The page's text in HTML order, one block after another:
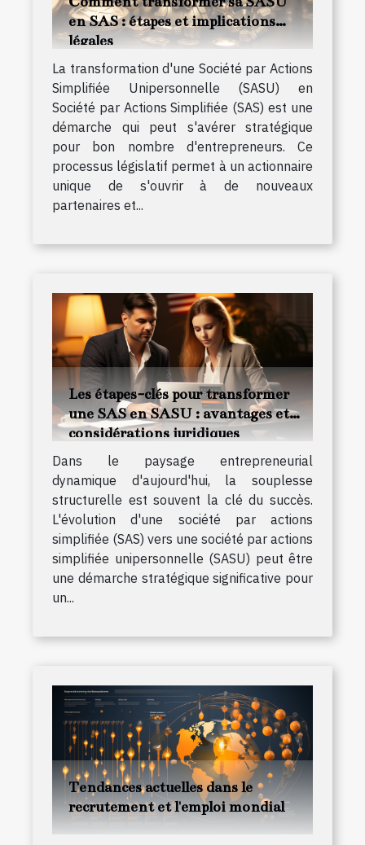
en SAS : étapes et implications
légales
La transformation d'une Société par Actions
Simplifiée Unipersonnelle (SASU) en
Société par Actions Simplifiée (SAS) est une
démarche qui peut s'avérer stratégique
pour bon nombre d'entrepreneurs. Ce
processus législatif permet à un actionnaire
unique de s'ouvrir à de nouveaux
partenaires et...
Les étapes-clés pour transformer
une SAS en SASU : avantages et
considérations juridiques
Dans le paysage entrepreneurial
dynamique d'aujourd'hui, la souplesse
structurelle est souvent la clé du succès.
L'évolution d'une société par actions
simplifiée (SAS) vers une société par actions
simplifiée unipersonnelle (SASU) peut être
une démarche stratégique significative pour
un...
Tendances actuelles dans le
recrutement et l'emploi mondial